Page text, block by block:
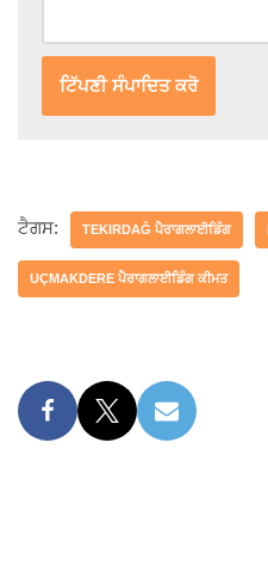
ਟੈਗਸ: TEKIRDAĞ ਪੈਰਾਗਲਾਈਡਿੰਗ
UÇMAKDERE ਪੈਰਾਗਲਾਈਡਿੰਗ ਕੀਮਤ